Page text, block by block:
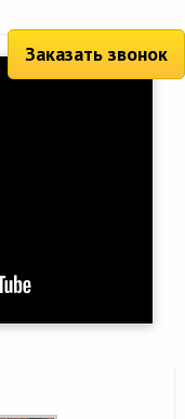
Заказать звонок